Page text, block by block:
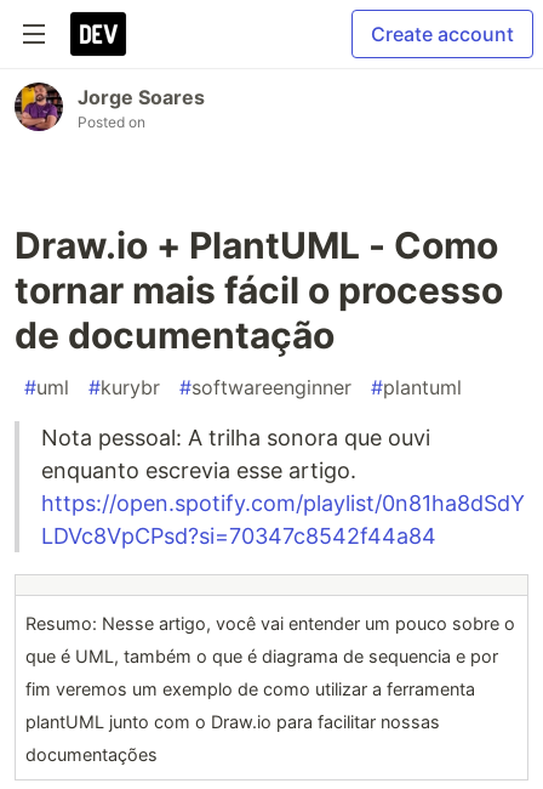
Create account
Jorge Soares
Posted on
Draw.io + PlantUML - Como
tornar mais fácil o processo
de documentação
#uml #kurybr #softwareenginner #plantuml
Nota pessoal: A trilha sonora que ouvi
enquanto escrevia esse artigo.
https://open.spotify.com/playlist/0n81ha8dSdY
LDVc8VpCPsd?si=70347c8542f44a84
Resumo: Nesse artigo, você vai entender um pouco sobre o
que é UML, também o que é diagrama de sequencia e por
fim veremos um exemplo de como utilizar a ferramenta
plantUML junto com o Draw.io para facilitar nossas
documentações